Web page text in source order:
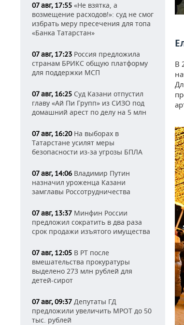
07 авг, 17:55 «Не взятка, а
возмещение расходов!»: суд не смог
избрать меру пресечения для топа
«Банка Татарстан»
07 авг, 17:23 Россия предложила
странам БРИКС общую платформу
для поддержки МСП
07 авг, 16:25 Суд Казани отпустил
главу «Ай Пи Групп» из СИЗО под
домашний арест по делу на 5 млн
07 авг, 16:20На выборах в
Татарстане усилят меры
безопасности из-за угрозы БПЛА
07 авг, 14:06 Владимир Путин
назначил уроженца Казани
замглавы Россотрудничества
07 авг, 13:37 Минфин России
предложил сократить в два раза
срок продажи изъятого имущества
07 авг, 12:05 В РТ после
вмешательства прокуратуры
выделено 273 млн рублей для
детей-сирот
07 авг, 09:37 Депутаты ГД
предложили увеличить МРОТ до 50
тыс. рублей
В